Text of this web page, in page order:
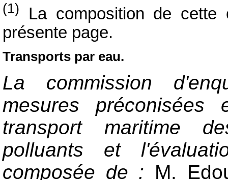
(1)
La composition de
présente page.
Transports par eau.
La commission
mesures
transport maritime
polluants et
composée de : M.